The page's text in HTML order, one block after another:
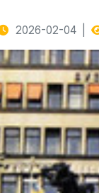
2026-02-04 |